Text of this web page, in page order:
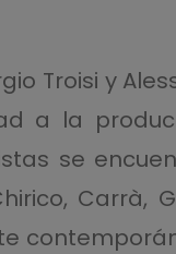
Troisi y
a la
se
Carrà,